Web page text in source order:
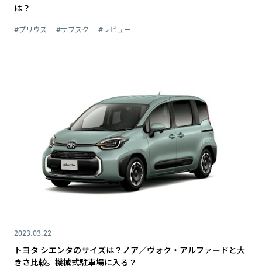
は？
#プリウス #サブスク #レビュー
2023.03.22
トヨタ シエンタのサイズは？ノア／ヴォク・アルファードと大
きさ比較。機械式駐車場に入る？